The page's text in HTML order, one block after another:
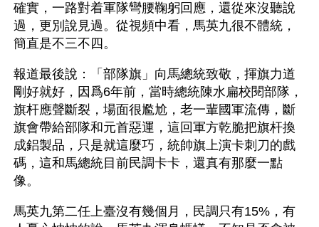
確實，一路對着軍隊彎腰鞠躬回應，還從來沒聽說
過，更別說見過。從視頻中看，馬英九很不體統，
簡直是不三不四。
報道最後說：「部隊旗」向馬總統致敬，揮旗力道
剛好就好，因爲6年前，當時總統陳水扁校閱部隊，
旗杆應聲斷裂，場面很尷尬，老一輩國軍流傳，斷
旗會帶給部隊和元首惡運，這回軍方乾脆把旗杆換
成鋁製品，只是就這麼巧，統帥旗上演卡刺刀的戲
碼，這和馬總統目前民調卡卡，還真有那麼一點
像。
馬英九第二任上臺沒有幾個月，民調只有15%，有